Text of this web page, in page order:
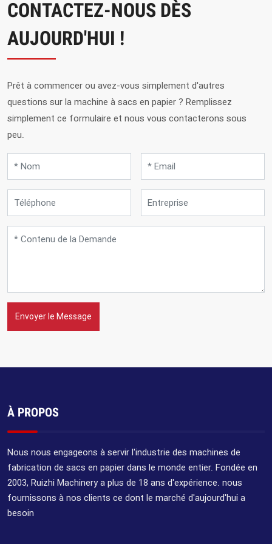
CONTACTEZ-NOUS DÈS
AUJOURD'HUI !
Prêt à commencer ou avez-vous simplement d'autres
questions sur la machine à sacs en papier ? Remplissez
simplement ce formulaire et nous vous contacterons sous
peu.
Envoyer le Message
À PROPOS
Nous nous engageons à servir l'industrie des machines de
fabrication de sacs en papier dans le monde entier. Fondée en
2003, Ruizhi Machinery a plus de 18 ans d'expérience. nous
fournissons à nos clients ce dont le marché d'aujourd'hui a
besoin